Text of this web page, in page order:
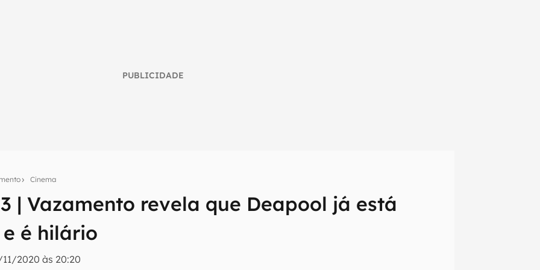
PUBLICIDADE
Cinema
| Vazamento revela que Deapool já está
é hilário
2020 às 20:20
inteligente do mundo tech!
do Canaltech e receba notícias e reviews sobre tecnologia em primeira